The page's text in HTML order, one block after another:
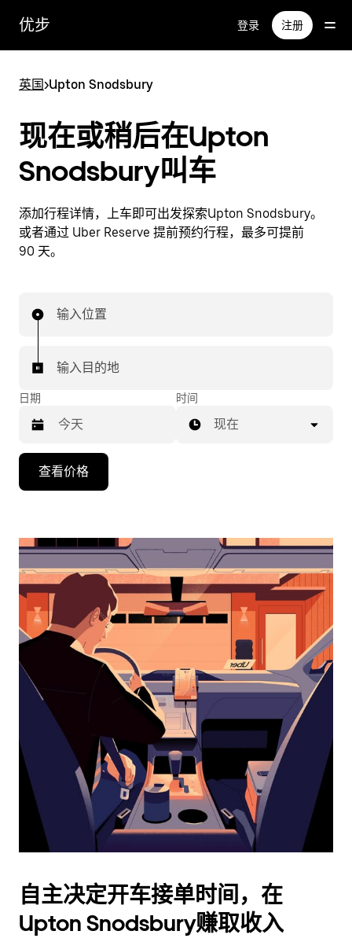
优步 登录 注册
英国>Upton Snodsbury
现在或稍后在Upton
Snodsbury叫车
添加行程详情，上车即可出发探索Upton Snodsbury。
或者通过 Uber Reserve 提前预约行程，最多可提前
90 天。
输入位置
输入目的地
日期
向
头
浏
日
并
期。
按
退
闭
日
历。
时间
现在
查看价格
自主决定开车接单时间，在
Upton Snodsbury赚取收入